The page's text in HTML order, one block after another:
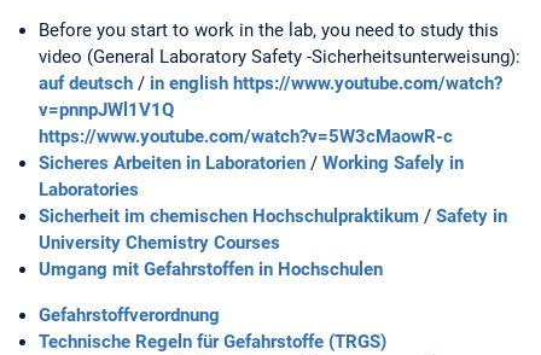
Before you start to work in the lab, you need to study this
video (General Laboratory Safety -Sicherheitsunterweisung):
auf deutsch / in english https://www.youtube.com/watch?
v=pnnpJWl1V1Q
https://www.youtube.com/watch?v=5W3cMaowR-c
Sicheres Arbeiten in Laboratorien / Working Safely in
Laboratories
Sicherheit im chemischen Hochschulpraktikum / Safety in
University Chemistry Courses
Umgang mit Gefahrstoffen in Hochschulen
Gefahrstoffverordnung
Technische Regeln für Gefahrstoffe (TRGS)